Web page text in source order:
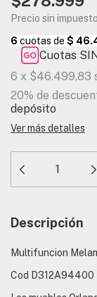
Precio sin
Cuotas
6 x $46.499,83
20% de
depósito
Ver más detalles
Descripción
Multifuncion
Cod D312A94400